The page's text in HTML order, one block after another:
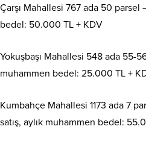
Çarşı Mahallesi 767 ada 50 parsel
bedel: 50.000 TL + KDV
Yokuşbaşı Mahallesi 548 ada 55-
muhammen bedel: 25.000 TL +
Kumbahçe Mahallesi 1173 ada 7
satış, aylık muhammen bedel: